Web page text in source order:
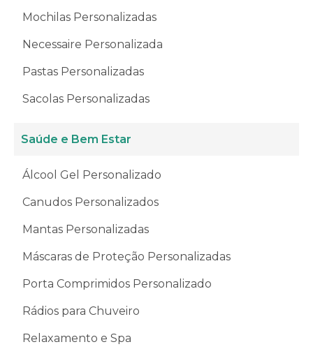
Mochilas Personalizadas
Necessaire Personalizada
Pastas Personalizadas
Sacolas Personalizadas
Saúde e Bem Estar
Álcool Gel Personalizado
Canudos Personalizados
Mantas Personalizadas
Máscaras de Proteção Personalizadas
Porta Comprimidos Personalizado
Rádios para Chuveiro
Relaxamento e Spa